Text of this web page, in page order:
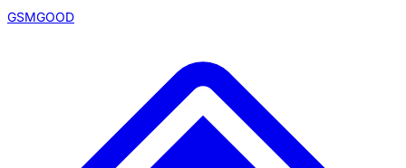
GSMGOOD